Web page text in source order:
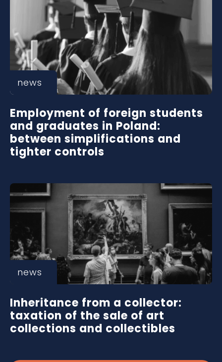
news
Employment of foreign students
and graduates in Poland:
between simplifications and
tighter controls
news
Inheritance from a collector:
taxation of the sale of art
collections and collectibles